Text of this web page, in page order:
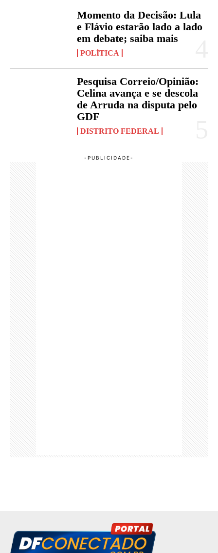
Momento da Decisão: Lula
e Flávio estarão lado a lado
em debate; saiba mais
POLÍTICA
Pesquisa Correio/Opinião:
Celina avança e se descola
de Arruda na disputa pelo
GDF
DISTRITO FEDERAL